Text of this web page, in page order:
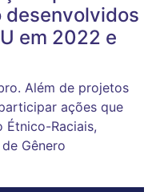
desenvolvidos
em 2022 e
Além de projetos
ações que
Étnico-Raciais,
Gênero